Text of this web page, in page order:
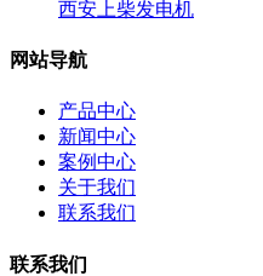
西安上柴发电机
网站导航
产品中心
新闻中心
案例中心
关于我们
联系我们
联系我们